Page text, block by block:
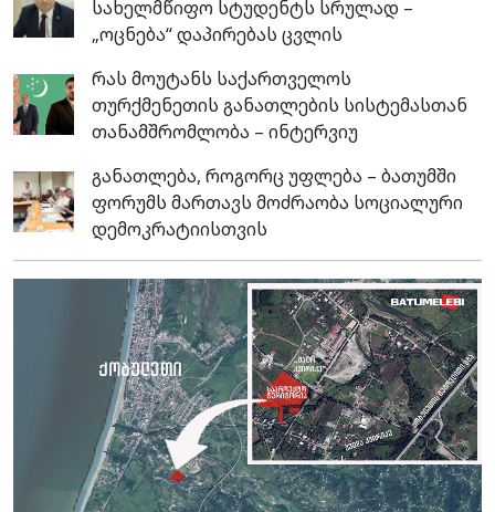
სახელმწიფო სტუდენტს სრულად –
„ოცნება“ დაპირებას ცვლის
რას მოუტანს საქართველოს
თურქმენეთის განათლების სისტემასთან
თანამშრომლობა – ინტერვიუ
განათლება, როგორც უფლება – ბათუმში
ფორუმს მართავს მოძრაობა სოციალური
დემოკრატიისთვის